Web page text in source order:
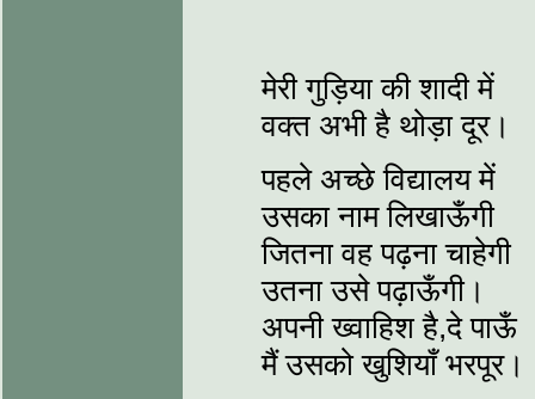
मेरी गुड़िया की शादी में
वक्त अभी है थोड़ा दूर।
पहले अच्छे विद्यालय में
उसका नाम लिखाऊँगी
जितना वह पढ़ना चाहेगी
उतना उसे पढ़ाऊँगी।
अपनी ख्वाहिश है,दे पाऊँ
मैं उसको खुशियाँ भरपूर।